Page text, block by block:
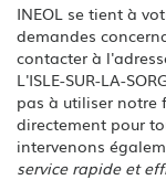
INEOL se tient à
demandes
contacter à
L'ISLE-SUR-LA-
pas à utiliser notre
directement pour
intervenons
service rapide et